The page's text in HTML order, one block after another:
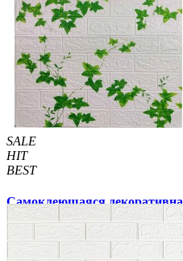
Купить В закладки
SALE
HIT
BEST
Самоклеющаяся
кирпич плющ 700x770x3мм